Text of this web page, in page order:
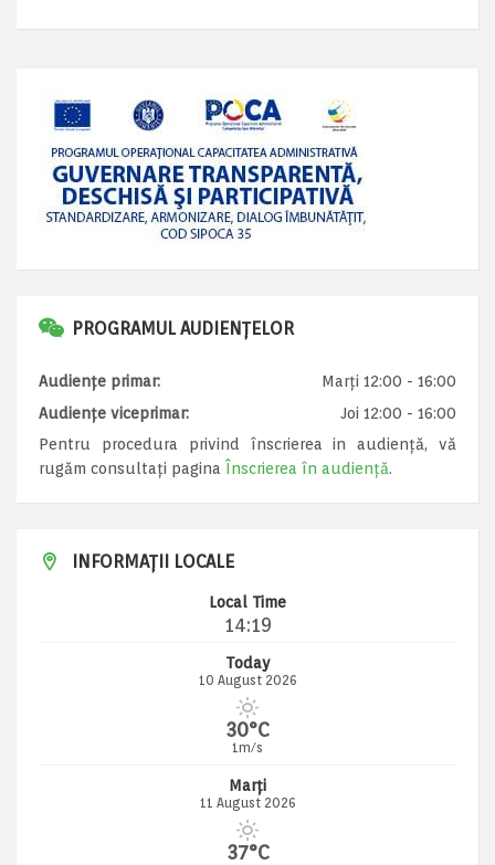
PROGRAMUL AUDIENȚELOR
Audiențe primar:
Marți 12:00 - 16:00
Audiențe viceprimar:
Joi 12:00 - 16:00
Pentru procedura privind înscrierea in audiență, vă
rugăm consultați pagina Înscrierea în audiență.
INFORMAȚII LOCALE
Local Time
14:19
Today
10 August 2026
30°C
1m/s
Marți
11 August 2026
37°C